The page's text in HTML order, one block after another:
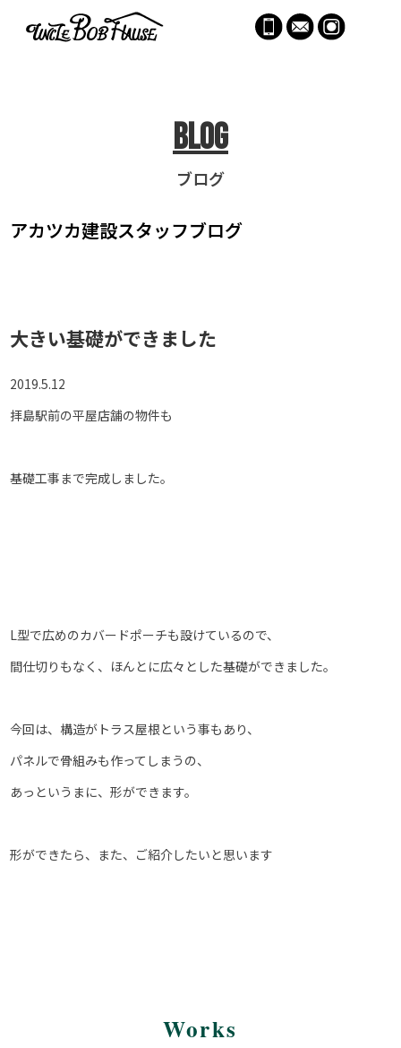
Blog
ブログ
アカツカ建設スタッフブログ
大きい基礎ができました
2019.5.12
拝島駅前の平屋店舗の物件も
基礎工事まで完成しました。
L型で広めのカバードポーチも設けているので、
間仕切りもなく、ほんとに広々とした基礎ができました。
今回は、構造がトラス屋根という事もあり、
パネルで骨組みも作ってしまうの、
あっというまに、形ができます。
形ができたら、また、ご紹介したいと思います
Works